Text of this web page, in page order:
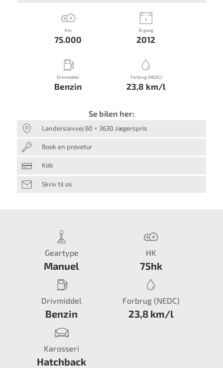
Km
75.000
Årgang
2012
Drivmiddel
Benzin
Forbrug (NEDC)
23,8 km/l
Se bilen her:
Landerslevvej 60 3630 Jægerspris
Book en prøvetur
Køb
Skriv til os
Geartype
Manuel
HK
75hk
Drivmiddel
Benzin
Forbrug (NEDC)
23,8 km/l
Karosseri
Hatchback